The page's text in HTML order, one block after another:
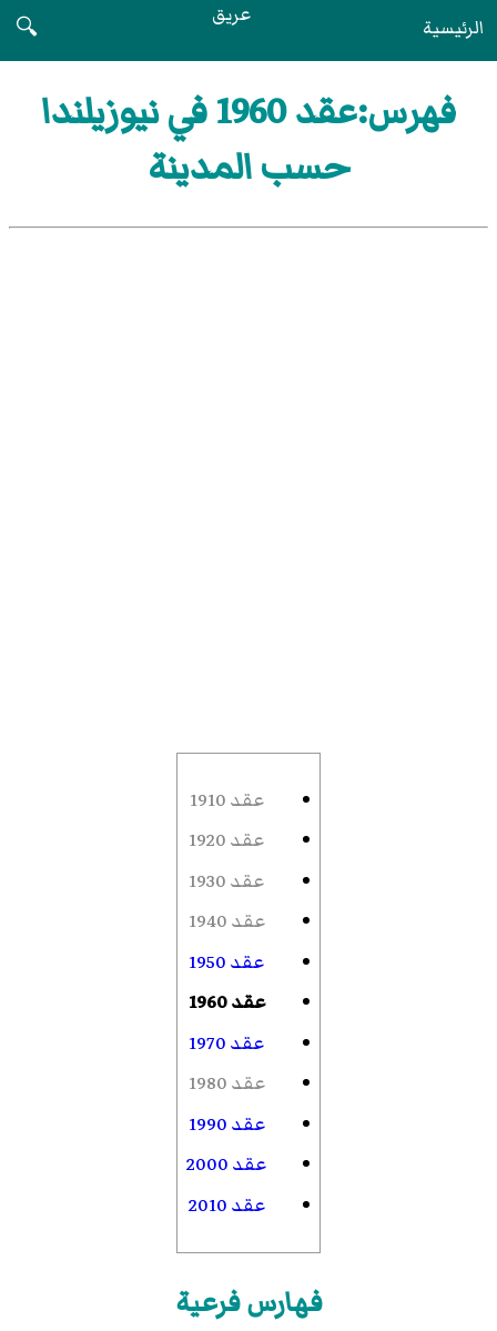
الرئيسية عريق
🔍
فهرس:عقد 1960 في نيوزيلندا
حسب المدينة
عقد 1910
عقد 1920
عقد 1930
عقد 1940
عقد 1950
عقد 1960
عقد 1970
عقد 1980
عقد 1990
عقد 2000
عقد 2010
فهارس فرعية